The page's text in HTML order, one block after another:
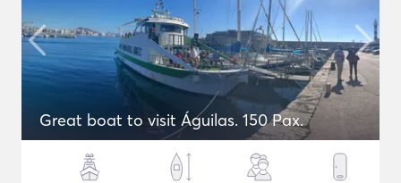
Great boat to visit Águilas. 150 Pax.